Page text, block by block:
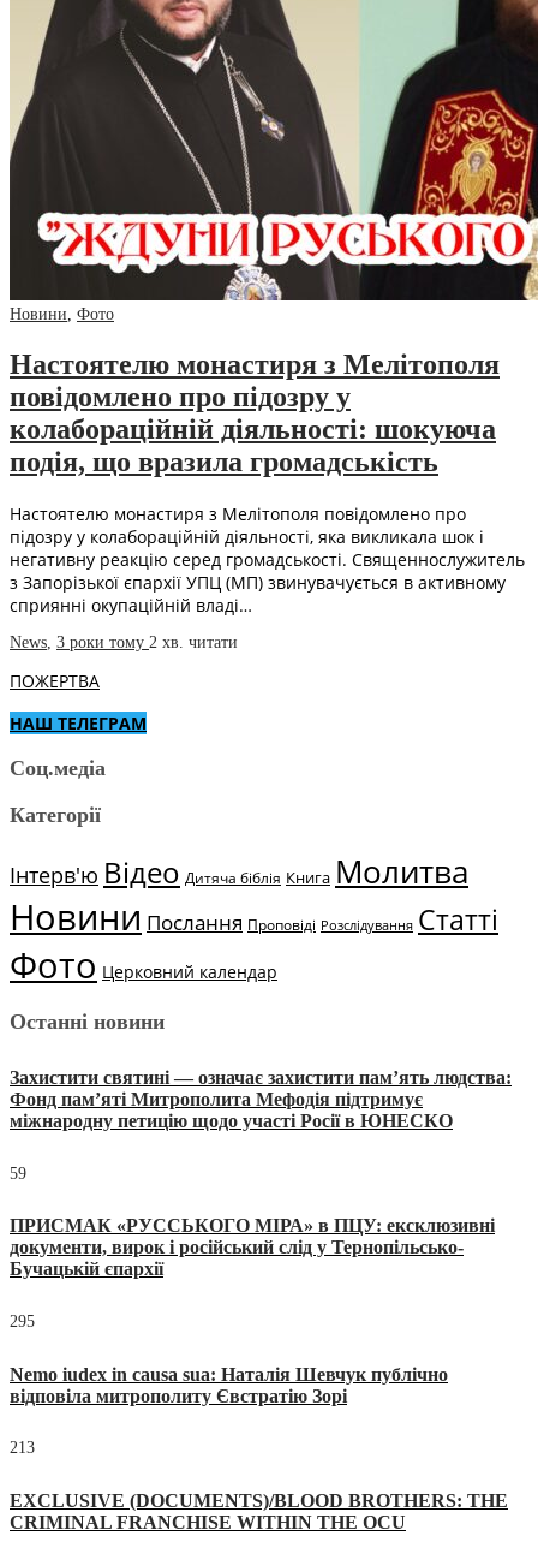
Новини, Фото
Настоятелю монастиря з Мелітополя
повідомлено про підозру у
колабораційній діяльності: шокуюча
подія, що вразила громадськість
Настоятелю монастиря з Мелітополя повідомлено про
підозру у колабораційній діяльності, яка викликала шок і
негативну реакцію серед громадськості. Священнослужитель
з Запорізької єпархії УПЦ (МП) звинувачується в активному
сприянні окупаційній владі…
News, 3 роки тому 2 хв. читати
ПОЖЕРТВА
НАШ ТЕЛЕГРАМ
Соц.медіа
Категорії
Інтерв'ю Відео Дитяча біблія Книга Молитва
Новини Послання Проповіді Розслідування Статті
Фото Церковний календар
Останні новини
Захистити святині — означає захистити пам’ять людства:
Фонд пам’яті Митрополита Мефодія підтримує
міжнародну петицію щодо участі Росії в ЮНЕСКО
59
ПРИСМАК «РУССЬКОГО МІРА» в ПЦУ: ексклюзивні
документи, вирок і російський слід у Тернопільсько-
Бучацькій єпархії
295
Nemo iudex in causa sua: Наталія Шевчук публічно
відповіла митрополиту Євстратію Зорі
213
EXCLUSIVE (DOCUMENTS)/BLOOD BROTHERS: THE
CRIMINAL FRANCHISE WITHIN THE OCU